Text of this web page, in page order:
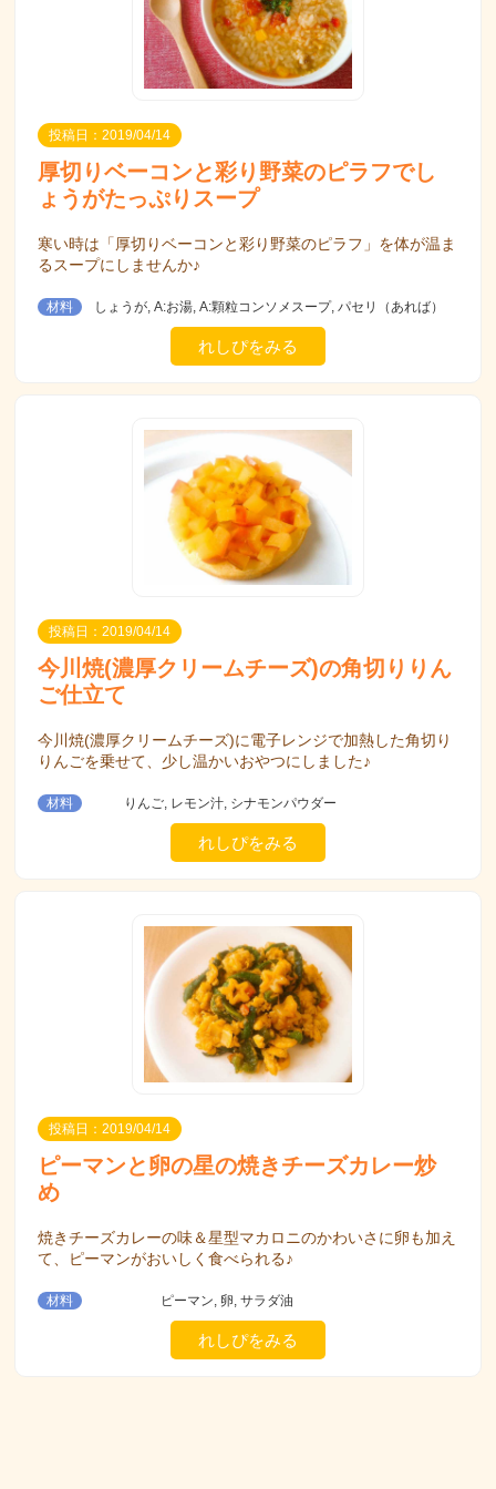
投稿日：2019/04/14
厚切りベーコンと彩り野菜のピラフでし
ょうがたっぷりスープ
寒い時は「厚切りベーコンと彩り野菜のピラフ」を体が温ま
るスープにしませんか♪
材料 しょうが, A:お湯, A:顆粒コンソメスープ, パセリ（あれば）
れしぴをみる
投稿日：2019/04/14
今川焼(濃厚クリームチーズ)の角切りりん
ご仕立て
今川焼(濃厚クリームチーズ)に電子レンジで加熱した角切り
りんごを乗せて、少し温かいおやつにしました♪
材料 りんご, レモン汁, シナモンパウダー
れしぴをみる
投稿日：2019/04/14
ピーマンと卵の星の焼きチーズカレー炒
め
焼きチーズカレーの味＆星型マカロニのかわいさに卵も加え
て、ピーマンがおいしく食べられる♪
材料 ピーマン, 卵, サラダ油
れしぴをみる